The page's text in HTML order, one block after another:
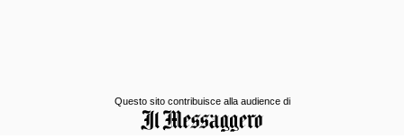
Questo sito contribuisce alla audience di